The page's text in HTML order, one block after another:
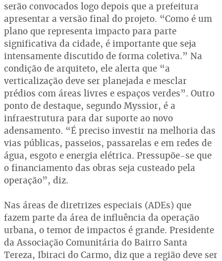
serão convocados logo depois que a prefeitura
apresentar a versão final do projeto. “Como é um
plano que representa impacto para parte
significativa da cidade, é importante que seja
intensamente discutido de forma coletiva.” Na
condição de arquiteto, ele alerta que “a
verticalização deve ser planejada e mesclar
prédios com áreas livres e espaços verdes”. Outro
ponto de destaque, segundo Myssior, é a
infraestrutura para dar suporte ao novo
adensamento. “É preciso investir na melhoria das
vias públicas, passeios, passarelas e em redes de
água, esgoto e energia elétrica. Pressupõe-se que
o financiamento das obras seja custeado pela
operação”, diz.
Nas áreas de diretrizes especiais (ADEs) que
fazem parte da área de influência da operação
urbana, o temor de impactos é grande. Presidente
da Associação Comunitária do Bairro Santa
Tereza, Ibiraci do Carmo, diz que a região deve ser